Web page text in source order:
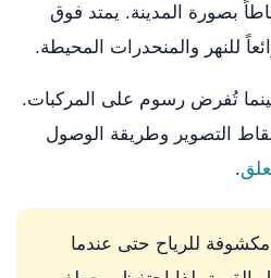
بصورة المدينة. يمتد فوق
للنهر والمنحدرات المحيطة.
تُفرض رسوم على المركبات.
التصوير وطريقة الوصول
.
للرياح حتى عندما